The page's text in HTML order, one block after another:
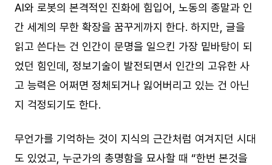
AI와 로봇의 본격적인 진화에 힘입어, 노동의 종말과 인
간 세계의 무한 확장을 꿈꾸게까지 한다. 하지만, 글을
읽고 쓴다는 건 인간이 문명을 일으킨 가장 밑바탕이 되
었던 힘인데, 정보기술이 발전되면서 인간의 고유한 사
고 능력은 어쩌면 정체되거나 잃어버리고 있는 건 아닌
지 걱정되기도 한다.
무언가를 기억하는 것이 지식의 근간처럼 여겨지던 시대
도 있었고, 누군가의 총명함을 묘사할 때 “한번 본것을